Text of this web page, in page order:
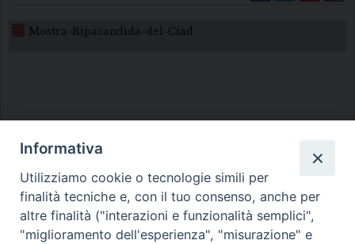
Mostra-Ripacandida-del-Ciad
Diocesi di Melfi Rapolla Venosa
• Largo Duomo, 12 - 85025 MELFI (PZ) •
Tel. 0972238604
Informativa
Utilizziamo cookie o tecnologie simili per
finalità tecniche e, con il tuo consenso, anche per
altre finalità ("interazioni e funzionalità semplici",
"miglioramento dell'esperienza", "misurazione" e